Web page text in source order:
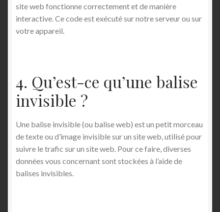
site web fonctionne correctement et de manière
interactive. Ce code est exécuté sur notre serveur ou sur
votre appareil.
4. Qu’est-ce qu’une balise
invisible ?
Une balise invisible (ou balise web) est un petit morceau
de texte ou d’image invisible sur un site web, utilisé pour
suivre le trafic sur un site web. Pour ce faire, diverses
données vous concernant sont stockées à l’aide de
balises invisibles.